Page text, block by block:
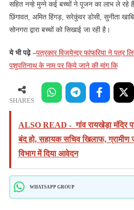
सहित नन्हे मुन्ने कई बच्चों ने पूजन का लाभ ले रहे
छिंगावत, अमित हिंगड़, सरेकुंवर डोसी, सुनीता
सोनगरा द्वारा बच्चों को सिखाई जा रही है।
ये भी पढ़े –पत्रकार विजयेन्द्र फांफरिया ने पत्र
पशुपतिनाथ के नाम पर किये जाने की मांग कि
SHARES
ALSO READ - गांव रायखेड़ा
बंद हो, सहायक सचिव खिलाफ,
विभाग में दिया आवेदन
WHATSAPP GROUP